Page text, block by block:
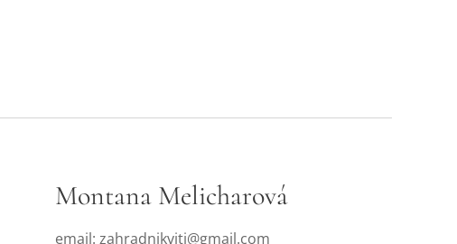
Montana Melicharová
email: zahradnikviti@gmail.com